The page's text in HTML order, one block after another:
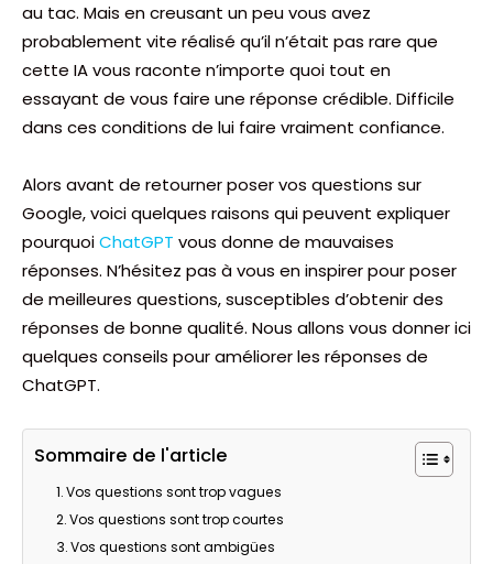
au tac. Mais en creusant un peu vous avez
probablement vite réalisé qu’il n’était pas rare que
cette IA vous raconte n’importe quoi tout en
essayant de vous faire une réponse crédible. Difficile
dans ces conditions de lui faire vraiment confiance.
Alors avant de retourner poser vos questions sur
Google, voici quelques raisons qui peuvent expliquer
pourquoiChatGPT vous donne de mauvaises
réponses. N’hésitez pas à vous en inspirer pour poser
de meilleures questions, susceptibles d’obtenir des
réponses de bonne qualité. Nous allons vous donner ici
quelques conseils pour améliorer les réponses de
ChatGPT.
Sommaire de l'article
Vos questions sont trop vagues
Vos questions sont trop courtes
Vos questions sont ambigües